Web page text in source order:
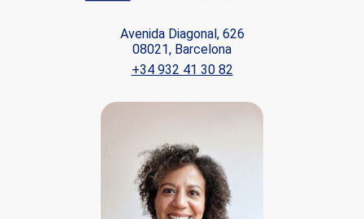
Avenida Diagonal, 626
08021, Barcelona
+34 932 41 30 82